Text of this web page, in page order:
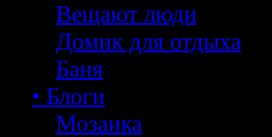
Вещают люди
Домик для отдыха
Баня
• Блоги
Мозаика